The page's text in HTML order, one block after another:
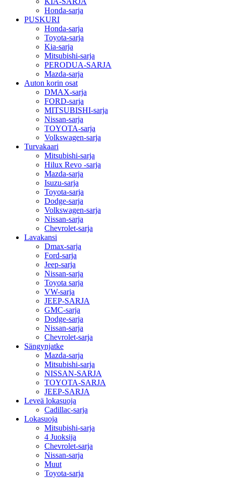
Honda-sarja
PUSKURI
Honda-sarja
Toyota-sarja
Kia-sarja
Mitsubishi-sarja
PERODUA-SARJA
Mazda-sarja
Auton korin osat
DMAX-sarja
FORD-sarja
MITSUBISHI-sarja
Nissan-sarja
TOYOTA-sarja
Volkswagen-sarja
Turvakaari
Mitsubishi-sarja
Hilux Revo -sarja
Mazda-sarja
Isuzu-sarja
Toyota-sarja
Dodge-sarja
Volkswagen-sarja
Nissan-sarja
Chevrolet-sarja
Lavakansi
Dmax-sarja
Ford-sarja
Jeep-sarja
Nissan-sarja
Toyota sarja
VW-sarja
JEEP-SARJA
GMC-sarja
Dodge-sarja
Nissan-sarja
Chevrolet-sarja
Sängynjatke
Mazda-sarja
Mitsubishi-sarja
NISSAN-SARJA
TOYOTA-SARJA
JEEP-SARJA
Leveä lokasuoja
Cadillac-sarja
Lokasuoja
Mitsubishi-sarja
4 Juoksija
Chevrolet-sarja
Nissan-sarja
Muut
Toyota-sarja